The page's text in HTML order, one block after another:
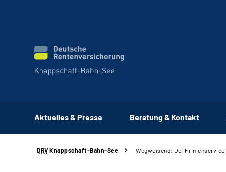
Aktuelles & Presse Beratung & Kontakt
DRV Knappschaft-Bahn-See Wegweisend: Der